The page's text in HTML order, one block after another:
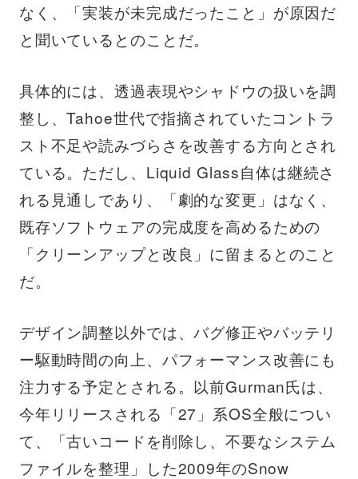
なく、「実装が未完成だったこと」が原因だ
と聞いているとのことだ。
具体的には、透過表現やシャドウの扱いを調
整し、Tahoe世代で指摘されていたコントラ
スト不足や読みづらさを改善する方向とされ
ている。ただし、Liquid Glass自体は継続さ
れる見通しであり、「劇的な変更」はなく、
既存ソフトウェアの完成度を高めるための
「クリーンアップと改良」に留まるとのこと
だ。
デザイン調整以外では、バグ修正やバッテリ
ー駆動時間の向上、パフォーマンス改善にも
注力する予定とされる。以前Gurman氏は、
今年リリースされる「27」系OS全般につい
て、「古いコードを削除し、不要なシステム
ファイルを整理」した2009年のSnow